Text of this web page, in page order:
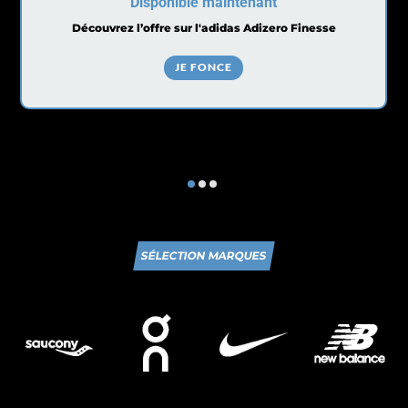
Découvrez l’offre sur l'adidas Adizero Finesse
JE FONCE
SÉLECTION MARQUES